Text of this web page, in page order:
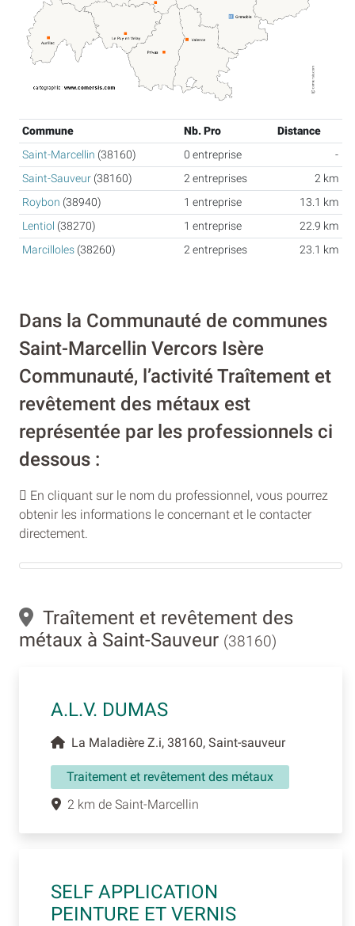
Commune Nb. Pro
Distance
Saint-Marcellin (38160) 0 entreprise
-
Saint-Sauveur (38160) 2 entreprises
2 km
Roybon (38940) 1 entreprise
13.1 km
Lentiol (38270) 1 entreprise
22.9 km
Marcilloles (38260) 2 entreprises 23.1 km
Dans la Communauté de communes
Saint-Marcellin Vercors Isère
Communauté, l’activité Traîtement et
revêtement des métaux est
représentée par les professionnels ci
dessous :
En cliquant sur le nom du professionnel, vous pourrez
obtenir les informations le concernant et le contacter
directement.
Traîtement et revêtement des
métaux à Saint-Sauveur (38160)
A.L.V. DUMAS
La Maladière Z.i, 38160, Saint-sauveur
Traitement et revêtement des métaux
2 km de Saint-Marcellin
SELF APPLICATION
PEINTURE ET VERNIS